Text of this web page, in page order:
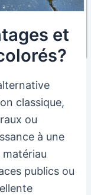
et
classique,
ou
à une
publics ou